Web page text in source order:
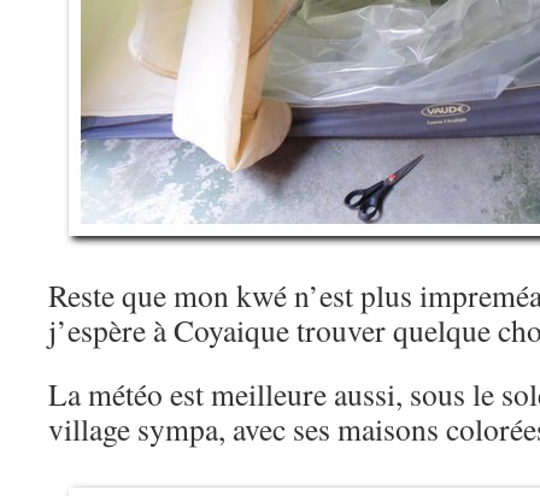
Reste que mon kwé n’est plus
j’espère à Coyaique trouver quelque
La météo est meilleure aussi, sous le
village sympa, avec ses maisons